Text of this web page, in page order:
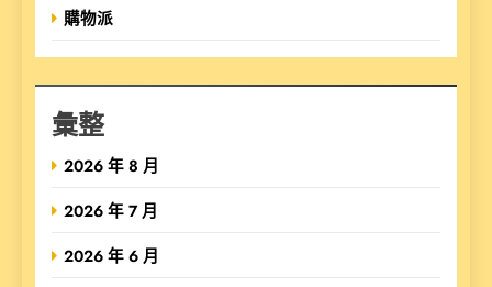
購物派
彙整
2026 年 8 月
2026 年 7 月
2026 年 6 月